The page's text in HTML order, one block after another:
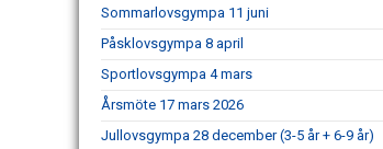
Sommarlovsgympa 11 juni
Påsklovsgympa 8 april
Sportlovsgympa 4 mars
Årsmöte 17 mars 2026
Jullovsgympa 28 december (3-5 år + 6-9 år)